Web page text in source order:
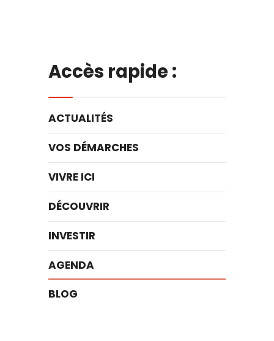
Accès rapide :
ACTUALITÉS
VOS DÉMARCHES
VIVRE ICI
DÉCOUVRIR
INVESTIR
AGENDA
BLOG